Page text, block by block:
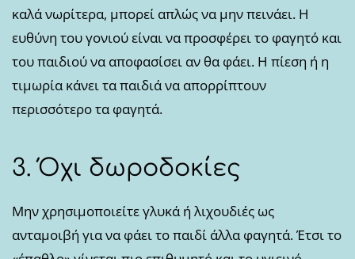
καλά νωρίτερα, μπορεί απλώς να μην πεινάει. Η
ευθύνη του γονιού είναι να προσφέρει το φαγητό και
του παιδιού να αποφασίσει αν θα φάει. Η πίεση ή η
τιμωρία κάνει τα παιδιά να απορρίπτουν
περισσότερο τα φαγητά.
3. Όχι δωροδοκίες
Μην χρησιμοποιείτε γλυκά ή λιχουδιές ως
ανταμοιβή για να φάει το παιδί άλλα φαγητά. Έτσι το